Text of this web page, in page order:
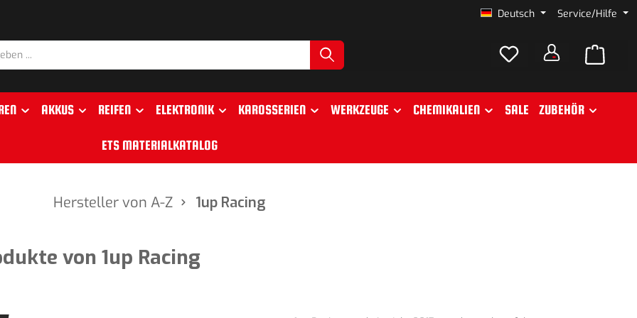
Deutsch Service/Hilfe
AKKUS REIFEN ELEKTRONIK KAROSSERIEN WERKZEUGE CHEMIKALIEN SALE ZUBEHÖR
ETS MATERIALKATALOG
Hersteller von A-Z 1up Racing
von 1up Racing